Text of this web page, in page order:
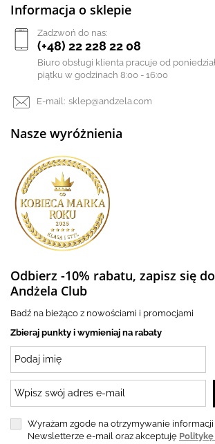
Informacja o sklepie
Zadzwoń do nas:
(+48) 22 228 22 08
Biuro obsługi klienta pracuje od
piątku w godzinach 8:00 - 16:00
E-mail: sklep@andzela.com
Nasze wyróżnienia
Odbierz -10% rabatu, zapisz się
Andżela Club
Badź na bieżąco z nowościami i promocjami
Zbieraj punkty i wymieniaj na rabaty
Wyrażam zgode na otrzymywanie
Newsletterze e-mail oraz akceptuję